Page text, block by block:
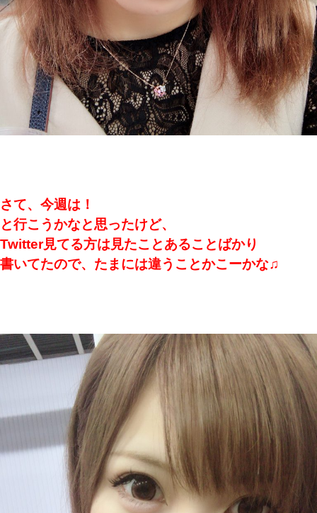
さて、今週は！
と行こうかなと思ったけど、
Twitter見てる方は見たことあることばかり
書いてたので、たまには違うことかこーかな♫